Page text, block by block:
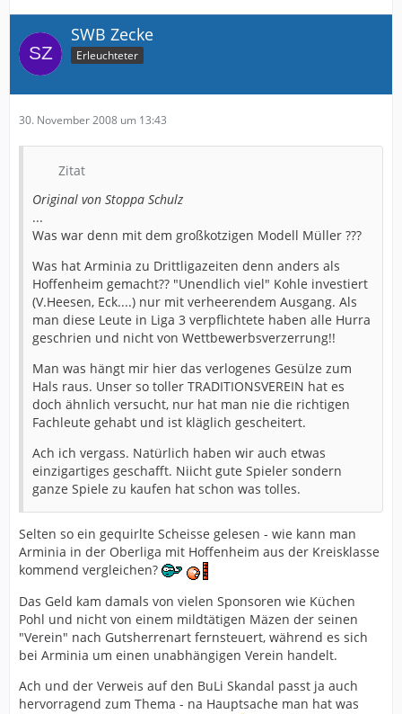
SWB Zecke
Erleuchteter
30. November 2008 um 13:43
Zitat
Original von Stoppa Schulz
...
Was war denn mit dem großkotzigen Modell Müller ???
Was hat Arminia zu Drittligazeiten denn anders als
Hoffenheim gemacht?? "Unendlich viel" Kohle investiert
(V.Heesen, Eck....) nur mit verheerendem Ausgang. Als
man diese Leute in Liga 3 verpflichtete haben alle Hurra
geschrien und nicht von Wettbewerbsverzerrung!!
Man was hängt mir hier das verlogenes Gesülze zum
Hals raus. Unser so toller TRADITIONSVEREIN hat es
doch ähnlich versucht, nur hat man nie die richtigen
Fachleute gehabt und ist kläglich gescheitert.
Ach ich vergass. Natürlich haben wir auch etwas
einzigartiges geschafft. Niicht gute Spieler sondern
ganze Spiele zu kaufen hat schon was tolles.
Selten so ein gequirlte Scheisse gelesen - wie kann man
Arminia in der Oberliga mit Hoffenheim aus der Kreisklasse
kommend vergleichen?
Das Geld kam damals von vielen Sponsoren wie Küchen
Pohl und nicht von einem mildtätigen Mäzen der seinen
"Verein" nach Gutsherrenart fernsteuert, während es sich
bei Arminia um einen unabhängigen Verein handelt.
Ach und der Verweis auf den BuLi Skandal passt ja auch
hervorragend zum Thema - na Hauptsache man hat was